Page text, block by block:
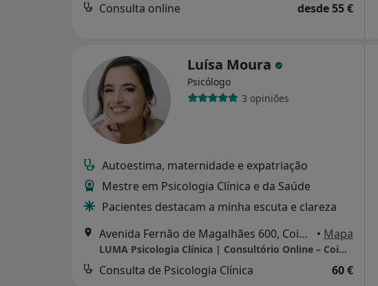
Consulta online desde 55 €
Luísa Moura
Psicólogo
3 opiniões
Autoestima, maternidade e expatriação
Mestre em Psicologia Clínica e da Saúde
Pacientes destacam a minha escuta e clareza
Avenida Fernão de Magalhães 600, Coimbra
• Mapa
LUMA Psicologia Clínica | Consultório Online – Coimbra
Consulta de Psicologia Clínica 60 €